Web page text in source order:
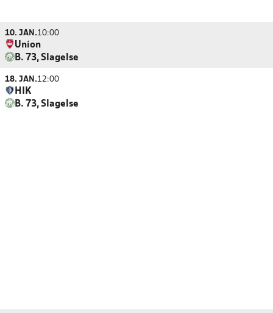
10. JAN.10:00
Union
B. 73, Slagelse
18. JAN.12:00
HIK
B. 73, Slagelse